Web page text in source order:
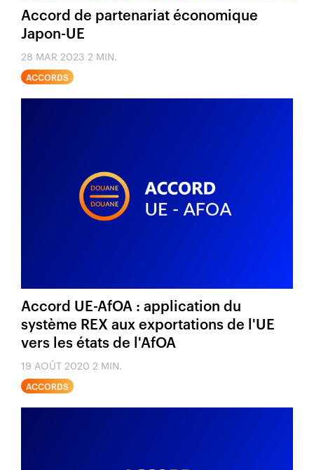
Accord de partenariat économique
Japon-UE
28 MAR 2023 2 MIN.
ACCORDS
Accord UE-AfOA : application du
système REX aux exportations de l'UE
vers les états de l'AfOA
19 AOÛT 2020 2 MIN.
ACCORDS